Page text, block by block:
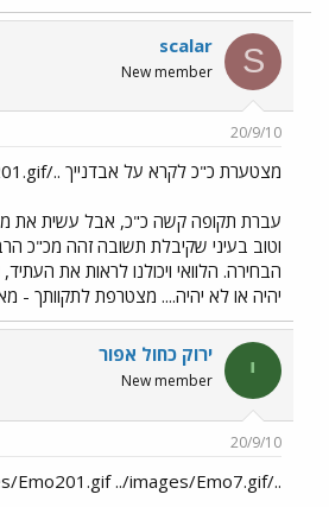
S
scalar
New member
20/9/10
מצטערת כ"כ לקרא על אבדנייך ../images/Emo201.gif
עברת תקופה קשה כ"כ, אבל עשית את
וטוב בעיני שקיבלת תשובה זהה מכ"כ
הבחירה. הלוואי ויכולנו לראות את
יהיה או לא יהיה.... מצטרפת לתקוותך -
י ירוק כחול אפור
New member
20/9/10
../images/Emo201.gif ../images/Emo7.gif